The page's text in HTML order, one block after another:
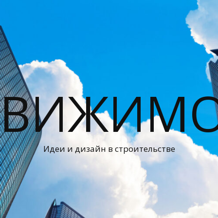
Идеи и дизайн в строительстве